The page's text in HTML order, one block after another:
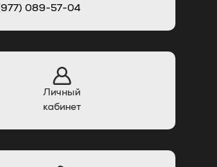
089-57-04
Личный
кабинет